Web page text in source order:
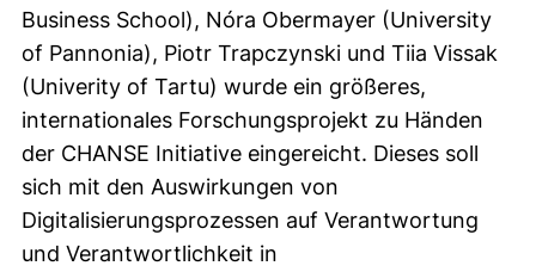
Business School), Nóra Obermayer (University
of Pannonia), Piotr Trapczynski und Tiia Vissak
(Univerity of Tartu) wurde ein größeres,
internationales Forschungsprojekt zu Händen
der CHANSE Initiative eingereicht. Dieses soll
sich mit den Auswirkungen von
Digitalisierungsprozessen auf Verantwortung
und Verantwortlichkeit in